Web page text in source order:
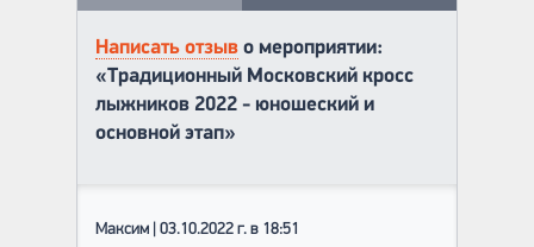
Написать отзыв о мероприятии:
«Традиционный Московский кросс
лыжников 2022 - юношеский и
основной этап»
Максим | 03.10.2022 г. в 18:51